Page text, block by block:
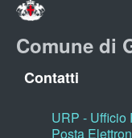
Comune di
Contatti
URP - Ufficio
Posta